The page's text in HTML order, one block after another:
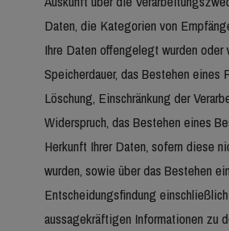
Daten, die Kategorien von
Ihre Daten offengelegt wurden oder
Speicherdauer, das Bestehen eines
Löschung, Einschränkung der
Widerspruch, das Bestehen eines
Herkunft Ihrer Daten, sofern diese
wurden, sowie über das Bestehen
Entscheidungsfindung
aussagekräftigen Informationen zu